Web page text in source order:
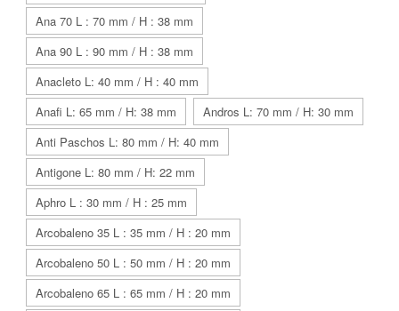
Ana 70 L : 70 mm / H : 38 mm
Ana 90 L : 90 mm / H : 38 mm
Anacleto L: 40 mm / H : 40 mm
Anafi L: 65 mm / H: 38 mm
Andros L: 70 mm / H: 30 mm
Anti Paschos L: 80 mm / H: 40 mm
Antigone L: 80 mm / H: 22 mm
Aphro L : 30 mm / H : 25 mm
Arcobaleno 35 L : 35 mm / H : 20 mm
Arcobaleno 50 L : 50 mm / H : 20 mm
Arcobaleno 65 L : 65 mm / H : 20 mm